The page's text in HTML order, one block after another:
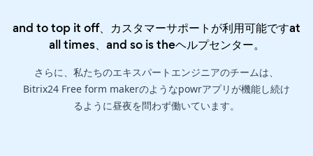
and to top it off、カスタマーサポートが利用可能ですat
all times、and so is theヘルプセンター。
さらに、私たちのエキスパートエンジニアのチームは、
Bitrix24 Free form makerのようなpowrアプリが機能し続け
るように昼夜を問わず働いています。